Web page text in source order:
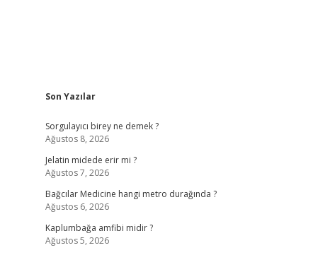
Sidebar
Son Yazılar
Sorgulayıcı birey ne demek ?
Ağustos 8, 2026
Jelatin midede erir mi ?
Ağustos 7, 2026
Bağcılar Medicine hangi metro durağında ?
Ağustos 6, 2026
Kaplumbağa amfibi midir ?
Ağustos 5, 2026